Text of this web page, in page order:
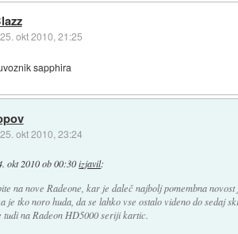
25. okt 2010, 21:25
sapphira
25. okt 2010, 23:24
okt 2010 ob 00:30 izjavil:
na nove Radeone, kar je daleč najbolj pomembna novost
je tko noro huda, da se lahko vse ostalo videno do sedaj
tudi na Radeon HD5000 seriji kartic.